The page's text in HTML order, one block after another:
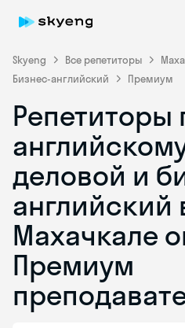
Skyeng Все репетиторы
Бизнес-английский
Премиум
Репетиторы
деловой и
английский
Махачкале
Премиум
Skyeng Chat